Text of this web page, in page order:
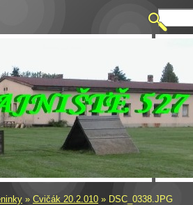
» Cvičák 20.2.010 » DSC_0338.JPG